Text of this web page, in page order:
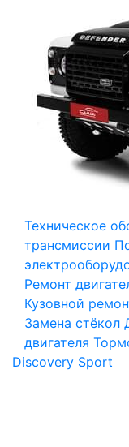
Техническое
трансмиссии
Ремонт
Кузовной
Замена стёкол
двигателя
Discovery Sport